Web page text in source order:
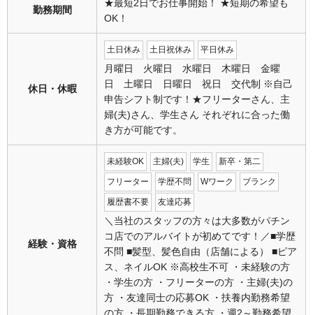
勤務期間
★最短2日でお仕事開始！ ★短期の希望も
OK！
休日・休暇
土日休み 土日祝休み 平日休み
月曜日 火曜日 水曜日 木曜日 金曜
日 土曜日 日曜日 祝日 交代制 ※自己
申告シフト制です！★フリーターさん、主
婦(夫)さん、学生さん それぞれに合った働
き方が可能です。
経験・資格
未経験OK 主婦(夫) 学生 新卒・第二
フリーター 学歴不問 Wワーク ブランク
履歴書不要 友達応募
＼当社のスタッフの方々は大多数がパチン
コ店でのアルバイトが初めてです！／■学歴
不問 ■髪型、髪色自由（店舗による） ■ピア
ス、ネイルOK ※高校生不可 ・未経験の方
・学生の方 ・フリーターの方 ・主婦(夫)の
方 ・友達同士の応募OK ・扶養内勤務希望